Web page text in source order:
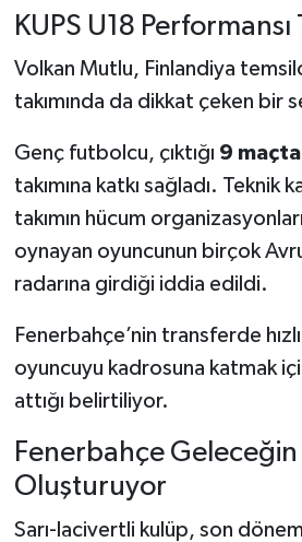
KUPS U18
Volkan Mutlu, Finlandiya
takımında da dikkat çeken bir
Genç futbolcu, çıktığı 9
takımına katkı sağladı. Teknik
takımın hücum
oynayan oyuncunun birçok
radarına girdiği iddia edildi.
Fenerbahçe’nin transferde
oyuncuyu kadrosuna katmak
attığı belirtiliyor.
Fenerbahçe
Oluşturuyor
Sarı-lacivertli kulüp, son